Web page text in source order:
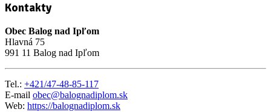
Kontakty
Obec Balog nad Ipľom
Hlavná 75
991 11 Balog nad Ipľom
Tel.: +421/47-48-85-117
E-mail obec@balognadiplom.sk
Web: https://balognadiplom.sk